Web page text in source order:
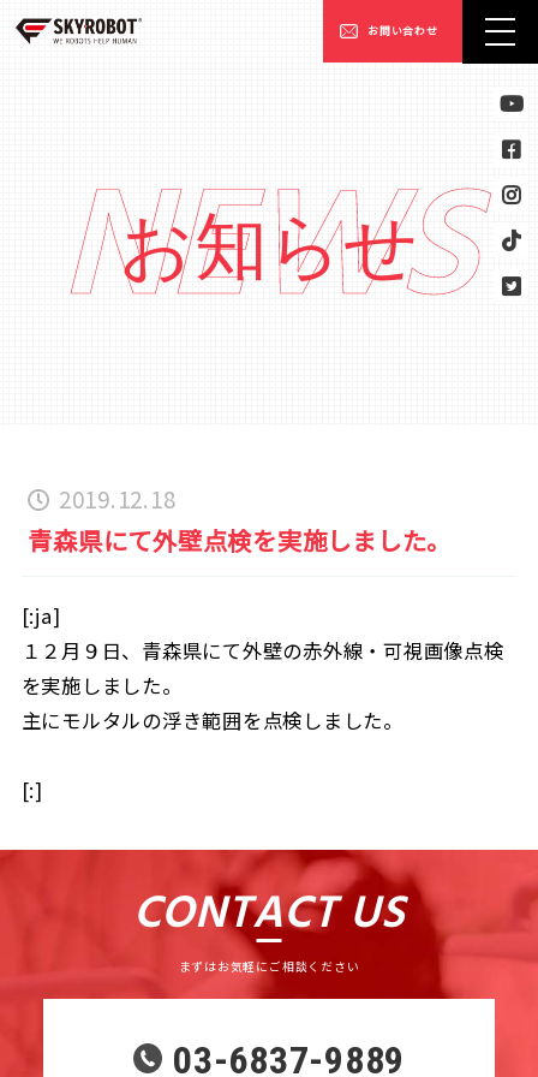
お問い合わせ
NEWS
お知らせ
2019.12.18
青森県にて外壁点検を実施しました。
[:ja]
１２月９日、青森県にて外壁の赤外線・可視画像点検
を実施しました。
主にモルタルの浮き範囲を点検しました。
[:]
CONTACT US
まずはお気軽にご相談ください
03-6837-9889